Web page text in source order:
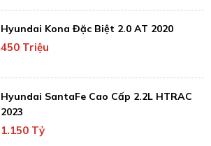
Hyundai Kona Đặc Biệt 2.0 AT 2020
450 Triệu
Hyundai SantaFe Cao Cấp 2.2L HTRAC
2023
1.150 Tỷ